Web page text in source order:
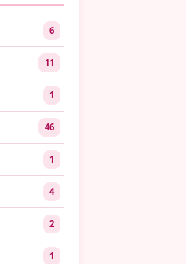
6
11
1
46
1
4
2
1